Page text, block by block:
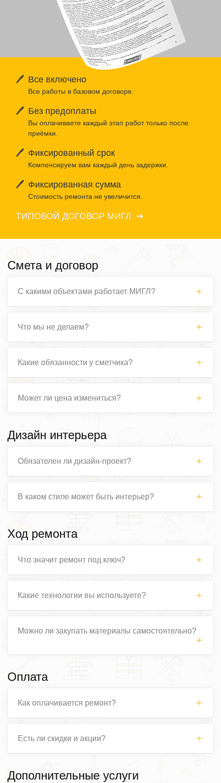
🖊️ Все включено
Все работы в базовом договоре.
🖊️ Без предоплаты
Вы оплачиваете каждый этап работ только после
приёмки.
🖊️ Фиксированный срок
Компенсируем вам каждый день задержки.
🖊️ Фиксированная сумма
Стоимость ремонта не увеличится.
ТИПОВОЙ ДОГОВОР МИГЛ ➔
Смета и договор
С какими объектами работает МИГЛ?
Что мы не делаем?
Какие обязанности у сметчика?
Может ли цена измениться?
Дизайн интерьера
Обязателен ли дизайн-проект?
В каком стиле может быть интерьер?
Ход ремонта
Что значит ремонт под ключ?
Какие технологии вы используете?
Можно ли закупать материалы самостоятельно?
Оплата
Как оплачивается ремонт?
Есть ли скидки и акции?
Дополнительные услуги